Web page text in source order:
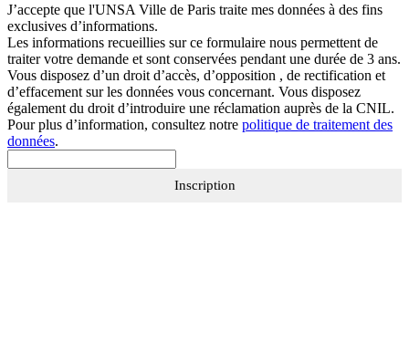
J’accepte que l'UNSA Ville de Paris traite mes données à des fins
exclusives d’informations.
Les informations recueillies sur ce formulaire nous permettent de
traiter votre demande et sont conservées pendant une durée de 3 ans.
Vous disposez d’un droit d’accès, d’opposition , de rectification et
d’effacement sur les données vous concernant. Vous disposez
également du droit d’introduire une réclamation auprès de la CNIL.
Pour plus d’information, consultez notre politique de traitement des
données.
Inscription